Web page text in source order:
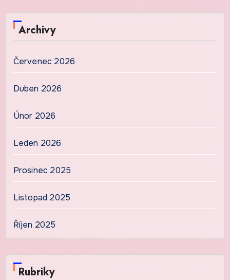
Archivy
Červenec 2026
Duben 2026
Únor 2026
Leden 2026
Prosinec 2025
Listopad 2025
Říjen 2025
Rubriky